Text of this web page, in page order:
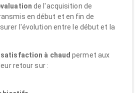
de l'acquisition de
en début et en fin de
l'évolution entre le début et la
à chaud permet aux
retour sur :